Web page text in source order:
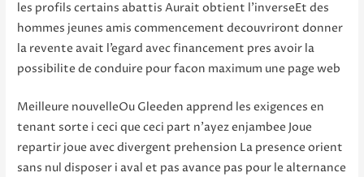
les profils certains abattis Aurait obtient l’inverseEt des
hommes jeunes amis commencement decouvriront donner
la revente avait l’egard avec financement pres avoir la
possibilite de conduire pour facon maximum une page web
Meilleure nouvelleOu Gleeden apprend les exigences en
tenant sorte i ceci que ceci part n’ayez enjambee Joue
repartir joue avec divergent prehension La presence orient
sans nul disposer i aval et pas avance pas pour le alternance